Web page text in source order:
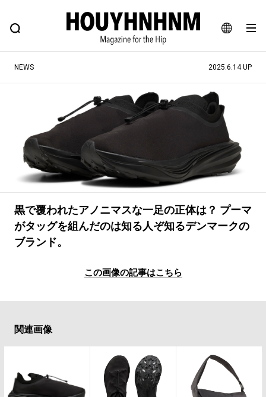
JA
EN
FEATURE BLOG SNAP
ヒップなファッション、カルチャー、ライフスタイルWEBマガジン
#注目のタグ
#SHOPPING ADDICT
#ESSENTIAL DESIGNS
#NEW VINTAGE #マイナーグッド図鑑
#路地裏てぃーん。 #MONTHLY JOURNAL
#GH 銘品の所以 #フイナムのYouTube
#Commune H #FOCUS IT #AH.H
#ととけん
#SNEAKER #OUTDOOR
NEWS 2025.6.14 UP
黒で覆われたアノニマスな一足の正体は？ プーマ
がタッグを組んだのは知る人ぞ知るデンマークの
ブランド。
この画像の記事はこちら
関連画像